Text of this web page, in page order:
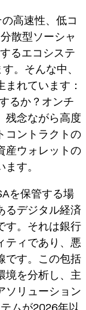
高速性、低コ
散型ソーシャ
るエコシステ
。そんな中、
れています：
るか？オンチ
残念ながら高度
コントラクトの
産ウォレットの
す。
を保管する場
るデジタル経済
す。それは銀行
ティであり、悪
です。この包括
境を分析し、主
ソリューション
ムが2026年以